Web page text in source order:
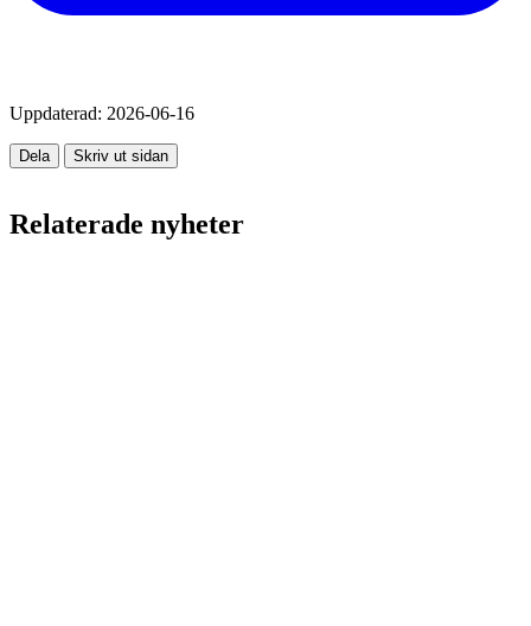
Uppdaterad: 2026-06-16
Dela Skriv ut sidan
Relaterade nyheter